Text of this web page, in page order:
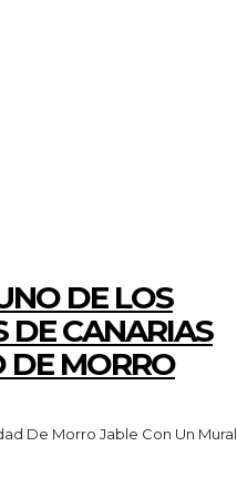
DE LOS
DE CANARIAS
DE MORRO
De Morro Jable Con Un Mural